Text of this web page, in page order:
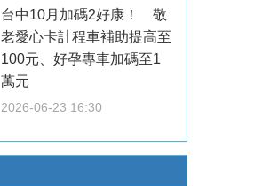
台中10月加碼2好康！ 敬
老愛心卡計程車補助提高至
100元、好孕專車加碼至1
萬元
2026-06-23 16:30